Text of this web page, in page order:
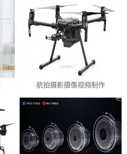
航拍摄影摄像视频制作